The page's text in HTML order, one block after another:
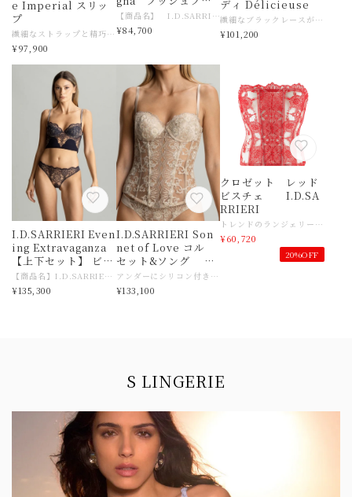
e Imperial スリッ
プ
繊細なストラップと精巧なレースのディテールが、洗練された優雅さと官能性を体現し、時代を超えた洗練さを醸し出す優美なシルエットを演出します。 美しい新色のネイビーミンクカラー 【商品名】 I.D. SARRIERI Rose Imperial スリップ 【サイズ】ヨーロッパ サリエリ XSサイズ 日本Mサイズ目安 【素材】レース：50% ポリアミド、30% 綿、20% ビスコース； ベルベット：95% ポリエステル、5% エラスタン 肩紐 95% シルク、5% エラスタン 【色】Navy/Mink 【ご注意事項】 モニターの発色の具合によって実際のものと色が異なる場合がございます 【その他商品説明】 ハイファッションランジェリーを確立したルーマニア発、イギリス拠点の高級ランジェリー ブランド。 有名映画での露出や、ハリウッドセレブが誌面を飾る際に纏うことも多く、 女性デザイナー発の『洗練されたランジェリー』は世界各国で唯一無二の世界観を創り出しています。 目を惹く官能性、女性とランジェリーの関係性を、ラグジュアリーに表現したブランド。 1992年にルーマニアで誕生したI.D.SARRIERI（アイ ディ サリエリ）、 デザイナーのユリア ダブリンは、スタイリッシュで繊細なファッション性が高いランジェリーブランドを若くして立ち上げました。 ランジェリーとは女性を洗練するもの・・という強い信念を掲げて、モードでラグジュアリーなコレクションをランジェリー、ラウンジウェアー、ビーチウェアーにも発表しています。 I.D.SARRIERIのランジェリーの特徴は、洗練されたお洒落なデザインですが、身に着けた時の肌にやさしい着けごこちの良さで、女性を虜にするランジェリーです。 特にメイン素材のサテンシルクは、光沢感の美しさだけでなく、シルクならではの肌に優しい着け心地に、女性たちは魅了されます。 またどのランジェリーを見ても、思わず感嘆の声を上げてしまうのは、プレタポルテのコレクションを見ているような、今までの下着の概念を超えたモードなランジェリーだからです。
¥97,900
&ショーツ【上下
セット】
【商品名】 I.D.SARRIERI プッシュブラ&ショーツ Una Giornata a Bologna 【サイズ】ヨーロッパ サリエリ ブラジャー３２B＆ショーツXS（0） ・サリエリ ブラ ３２B（70B・85B）➡日本サイズ目安 ７０BC 目安 アンダー６８〜７２、トップ８４〜８６目安 ・ショーツ XS（０・３６）➡日本サイズ目安 Mサイズ ヒップ ８５〜８９目安 【素材】ナイロン、ポリウレタン、ポリエステル 【色】ロイヤルブルー 【ご注意事項】 モニターの発色の具合によって実際のものと色が異なる場合がございます 【その他商品説明】 ハイファッションランジェリーを確立したルーマニア発、イギリス拠点の高級ランジェリー ブランド。 有名映画での露出や、ハリウッドセレブが誌面を飾る際に纏うことも多く、 女性デザイナー発の『洗練されたランジェリー』は世界各国で唯一無二の世界観を創り出しています。 目を惹く官能性、女性とランジェリーの関係性を、ラグジュアリーに表現したブランド。 1992年にルーマニアで誕生したI.D.SARRIERI（アイ ディ サリエリ）、 デザイナーのユリア ダブリンは、スタイリッシュで繊細なファッション性が高いランジェリーブランドを若くして立ち上げました。 ランジェリーとは女性を洗練するもの・・という強い信念を掲げて、モードでラグジュアリーなコレクションをランジェリー、ラウンジウェアー、ビーチウェアーにも発表しています。 I.D.SARRIERIのランジェリーの特徴は、洗練されたお洒落なデザインですが、身に着けた時の肌にやさしい着けごこちの良さで、女性を虜にするランジェリーです。 特にメイン素材のサテンシルクは、光沢感の美しさだけでなく、シルクならではの肌に優しい着け心地に、女性たちは魅了されます。 またどのランジェリーを見ても、思わず感嘆の声を上げてしまうのは、プレタポルテのコレクションを見ているような、今までの下着の概念を超えたモードなランジェリーだからです。
¥84,700
ディ Délicieuse
繊細なブラックレースが体に美しくまとわりつき、優雅なカバー力と官能的なエレガンスを融合させ、その瞬間が過ぎ去った後も長く心に残る佇まいを演出します。 バスト部分にワイヤーあり 【商品名】 I.D.SARRIERI ボディ Délicieuse 【サイズ】ヨーロッパ サリエリ Sサイズ 日本M〜Lサイズ目安 アンダー70〜75目安 サイズ感がご不安な場合は 店舗へお問い合わせください。 シルエットは少しタイトです。 【素材】ナイロン、ポリウレタン 【色】ブラック 【ご注意事項】 モニターの発色の具合によって実際のものと色が異なる場合がございます 滑り止めにシリコンが付いています。お肌が敏感な際は お避けくださいませ 【その他商品説明】 ハイファッションランジェリーを確立したルーマニア発、イギリス拠点の高級ランジェリー ブランド。 有名映画での露出や、ハリウッドセレブが誌面を飾る際に纏うことも多く、 女性デザイナー発の『洗練されたランジェリー』は世界各国で唯一無二の世界観を創り出しています。 目を惹く官能性、女性とランジェリーの関係性を、ラグジュアリーに表現したブランド。 1992年にルーマニアで誕生したI.D.SARRIERI（アイ ディ サリエリ）、 デザイナーのユリア ダブリンは、スタイリッシュで繊細なファッション性が高いランジェリーブランドを若くして立ち上げました。 ランジェリーとは女性を洗練するもの・・という強い信念を掲げて、モードでラグジュアリーなコレクションをランジェリー、ラウンジウェアー、ビーチウェアーにも発表しています。 I.D.SARRIERIのランジェリーの特徴は、洗練されたお洒落なデザインですが、身に着けた時の肌にやさしい着けごこちの良さで、女性を虜にするランジェリーです。 特にメイン素材のサテンシルクは、光沢感の美しさだけでなく、シルクならではの肌に優しい着け心地に、女性たちは魅了されます。 またどのランジェリーを見ても、思わず感嘆の声を上げてしまうのは、プレタポルテのコレクションを見ているような、今までの下着の概念を超えたモードなランジェリーだからです。
¥101,200
I.D.SARRIERI Even
ing Extravaganza
【上下セット】 ビス
チェブラ＆ショーツ【商品名】I.D.SARRIERI Evening Extravaganza ビスチェブラ＆ショーツ 【サイズ】ヨーロッパ サリエリ ブラジャー３２C＆ショーツXS（0） ・サリエリ ブラ ３２C（70C・85C）➡日本サイズ目安 ７０CD アンダー６８〜７２、トップ86〜88 ・ショーツXS（０・３６）➡日本サイズ目安 Mサイズ ヒップ ８５〜８９ 【素材】 【色】Deep Bleumarine 【ご注意事項】 モニターの発色の具合によって実際のものと色が異なる場合がございます 【その他商品説明】 ハイファッションランジェリーを確立したルーマニア発、イギリス拠点の高級ランジェリー ブランド。 有名映画での露出や、ハリウッドセレブが誌面を飾る際に纏うことも多く、 女性デザイナー発の『洗練されたランジェリー』は世界各国で唯一無二の世界観を創り出しています。 目を惹く官能性、女性とランジェリーの関係性を、ラグジュアリーに表現したブランド。 1992年にルーマニアで誕生したI.D.SARRIERI（アイ ディ サリエリ）、 デザイナーのユリア ダブリンは、スタイリッシュで繊細なファッション性が高いランジェリーブランドを若くして立ち上げました。 ランジェリーとは女性を洗練するもの・・という強い信念を掲げて、モードでラグジュアリーなコレクションをランジェリー、ラウンジウェアー、ビーチウェアーにも発表しています。 I.D.SARRIERIのランジェリーの特徴は、洗練されたお洒落なデザインですが、身に着けた時の肌にやさしい着けごこちの良さで、女性を虜にするランジェリーです。 特にメイン素材のサテンシルクは、光沢感の美しさだけでなく、シルクならではの肌に優しい着け心地に、女性たちは魅了されます。 またどのランジェリーを見ても、思わず感嘆の声を上げてしまうのは、プレタポルテのコレクションを見ているような、今までの下着の概念を超えたモードなランジェリーだからです。
¥135,300
I.D.SARRIERI Son
net of Love コル
セット&ソング Li
ght Gold
アンダーにシリコン付きのため、お肌が敏感な際はお避けくださいませ。 【商品名】 I.D.SARRIERI Sonnet of Love コルセット&ソング 【サイズ】ヨーロッパ サリエリ コルセット３２B＆タンガXS（0） ・サリエリ ブラ ３２B（70B・85B）➡日本サイズ目安 ７０BC 目安 アンダー６８〜７２、トップ８４〜８６目安 ・タンガXS（０・３６）➡日本サイズ目安 Mサイズ ヒップ ８５〜８９目安 【素材】ナイロン、ポリエステル、ポリウレタン、その他 【色】ライトゴールド 【ご注意事項】 モニターの発色の具合によって実際のものと色が異なる場合がございます 【その他商品説明】 ハイファッションランジェリーを確立したルーマニア発、イギリス拠点の高級ランジェリー ブランド。 有名映画での露出や、ハリウッドセレブが誌面を飾る際に纏うことも多く、 女性デザイナー発の『洗練されたランジェリー』は世界各国で唯一無二の世界観を創り出しています。 目を惹く官能性、女性とランジェリーの関係性を、ラグジュアリーに表現したブランド。 1992年にルーマニアで誕生したI.D.SARRIERI（アイ ディ サリエリ）、 デザイナーのユリア ダブリンは、スタイリッシュで繊細なファッション性が高いランジェリーブランドを若くして立ち上げました。 ランジェリーとは女性を洗練するもの・・という強い信念を掲げて、モードでラグジュアリーなコレクションをランジェリー、ラウンジウェアー、ビーチウェアーにも発表しています。 I.D.SARRIERIのランジェリーの特徴は、洗練されたお洒落なデザインですが、身に着けた時の肌にやさしい着けごこちの良さで、女性を虜にするランジェリーです。 特にメイン素材のサテンシルクは、光沢感の美しさだけでなく、シルクならではの肌に優しい着け心地に、女性たちは魅了されます。 またどのランジェリーを見ても、思わず感嘆の声を上げてしまうのは、プレタポルテのコレクションを見ているような、今までの下着の概念を超えたモードなランジェリーだからです。
¥133,100
クロゼット レッド
ビスチェ I.D.SA
RRIERI
トレンドのランジェリーデザイン ビスチェ お気に入りのパンツとヒールを合わせれば、 他にはないスタイルが完成します。 IDサリエリのビスチェは、あなた次第でいろいろな楽しみ方ができます！ 日本入荷が極めて少ない芸術品です。 貴重なランジェリーをご堪能ください♡ こちらのブランド一覧はこちら https://www.slingerie.shop/categories/2175404 【商品名】 I.D. SARRIERI クロゼット ストラップレスビスチェ ★背中に滑り止めシリコンがついています♡ お肌が敏感な際は、お避けくださいませ♡ 【サイズ】ヨーロッパ サリエリ XSサイズ ・サリエリ ビスチェ XSサイズ アンダー７０BC、６５CD 日本サイズ目安 ７０BC ６５CD目安 【素材】ポリエステル、ナイロン、シルク、ポリウレタン 【色】レッド 【ご注意事項】 モニターの発色の具合によって実際のものと色が異なる場合がございます 【その他商品説明】 ハイファッションランジェリーを確立したルーマニア発、イギリス拠点の高級ランジェリー ブランド。 有名映画での露出や、ハリウッドセレブが誌面を飾る際に纏うことも多く、 女性デザイナー発の『洗練されたランジェリー』は世界各国で唯一無二の世界観を創り出しています。 目を惹く官能性、女性とランジェリーの関係性を、ラグジュアリーに表現したブランド。 1992年にルーマニアで誕生したI.D.SARRIERI（アイ ディ サリエリ）、 デザイナーのユリア ダブリンは、スタイリッシュで繊細なファッション性が高いランジェリーブランドを若くして立ち上げました。 ランジェリーとは女性を洗練するもの・・という強い信念を掲げて、モードでラグジュアリーなコレクションをランジェリー、ラウンジウェアー、ビーチウェアーにも発表しています。 I.D.SARRIERIのランジェリーの特徴は、洗練されたお洒落なデザインですが、身に着けた時の肌にやさしい着けごこちの良さで、女性を虜にするランジェリーです。 特にメイン素材のサテンシルクは、光沢感の美しさだけでなく、シルクならではの肌に優しい着け心地に、女性たちは魅了されます。 またどのランジェリーを見ても、思わず感嘆の声を上げてしまうのは、プレタポルテのコレクションを見ているような、今までの下着の概念を超えたモードなランジェリーだからです。
¥60,720
20%OFF
S LINGERIE